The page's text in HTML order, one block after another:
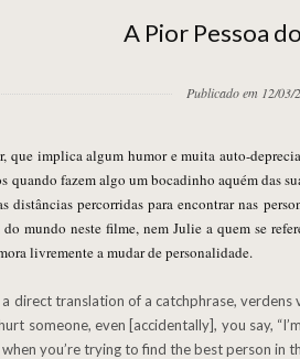
A Pior Pessoa
Publicado em 12/03/
quando fazem algo um bocadinho aquém das
distâncias percorridas para encontrar nas
mundo neste filme, nem Julie a quem se
livremente a mudar de personalidade.
someone, even [accidentally], you say,
you’re trying to find the best person in